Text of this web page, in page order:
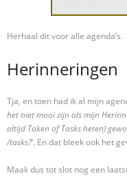
Herhaal dit voor alle agenda’s.
Herinneringen
Tja, en toen had ik al mijn
het niet mooi zijn als mijn
altijd Taken of Tasks heten)
/tasks?‘. En dat bleek ook het
Maak dus tot slot nog een